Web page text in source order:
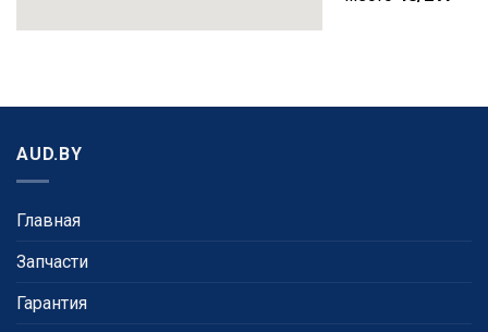
AUD.BY
Главная
Запчасти
Гарантия